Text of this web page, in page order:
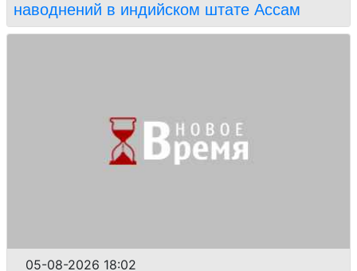
наводнений в индийском штате Ассам
05-08-2026 18:02